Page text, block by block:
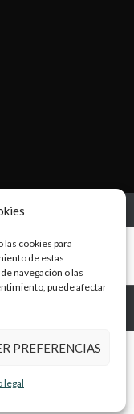
cookies para
de estas
navegación o las
puede afectar
PREFERENCIAS
legal